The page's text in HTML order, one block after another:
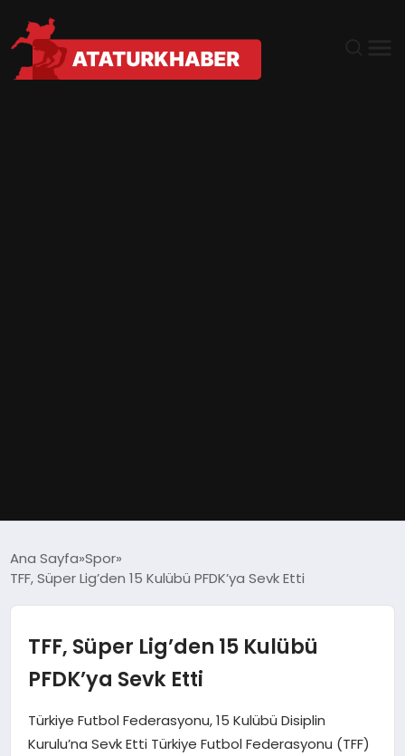
DÜNYA
EĞITIM
EKONOMI
MAGAZIN
Ana Sayfa Spor
TFF, Süper Lig’den 15 Kulübü PFDK’ya Sevk Etti
TFF, Süper Lig’den 15 Kulübü
PFDK’ya Sevk Etti
Türkiye Futbol Federasyonu, 15 Kulübü Disiplin
Kurulu’na Sevk Etti Türkiye Futbol Federasyonu (TFF)